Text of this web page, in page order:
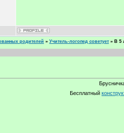
родителей » Учитель-логопед советует » В 5
Бесплатный